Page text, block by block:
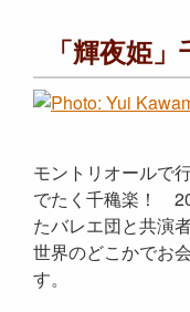
「輝夜姫
モントリオールで
でたく千穐楽！
たバレエ団と共演
世界のどこかでお
す。